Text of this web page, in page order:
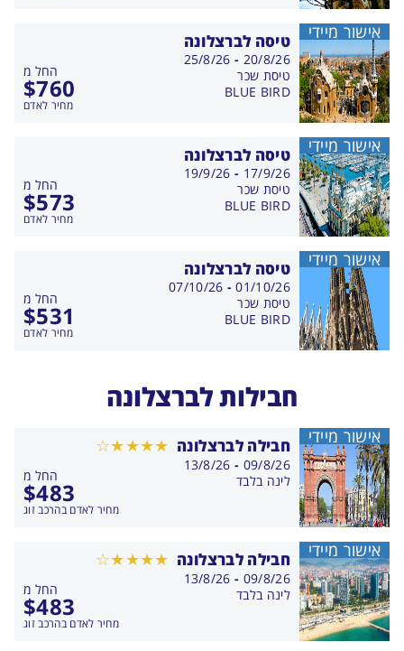
טיסה לברצלונה
החל מ
$760
מחיר לאדם
בין
התאריכים,
20/8/26
-
25/8/26
טיסת שכר
BLUE BIRD
אישור מיידי
טיסה לברצלונה
החל מ
$573
מחיר לאדם
בין
התאריכים,
17/9/26
-
19/9/26
טיסת שכר
BLUE BIRD
אישור מיידי
טיסה לברצלונה
החל מ
$531
מחיר לאדם
בין
התאריכים,
01/10/26
-
07/10/26
טיסת שכר
BLUE BIRD
אישור מיידי
חבילות לברצלונה
חבילה לברצלונה
החל מ
$483
מחיר לאדם בהרכב זוג
בין
התאריכים,
09/8/26
-
13/8/26
לינה בלבד
אישור מיידי
חבילה לברצלונה
החל מ
$483
מחיר לאדם בהרכב זוג
בין
התאריכים,
09/8/26
-
13/8/26
לינה בלבד
אישור מיידי